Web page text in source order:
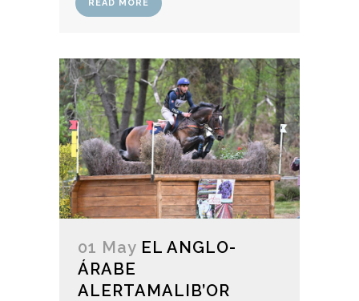
READ MORE
01 May EL ANGLO-
ÁRABE
ALERTAMALIB’OR